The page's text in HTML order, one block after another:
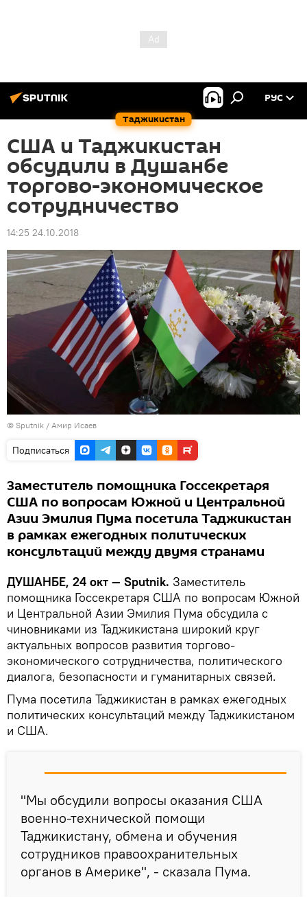
Таджикистан
РУС
США и Таджикистан
обсудили в Душанбе
торгово-экономическое
сотрудничество
14:25 24.10.2018
© Sputnik / Амир Исаев
Подписаться
Заместитель помощника Госсекретаря
США по вопросам Южной и Центральной
Азии Эмилия Пума посетила Таджикистан
в рамках ежегодных политических
консультаций между двумя странами
ДУШАНБЕ, 24 окт — Sputnik. Заместитель
помощника Госсекретаря США по вопросам Южной
и Центральной Азии Эмилия Пума обсудила с
чиновниками из Таджикистана широкий круг
актуальных вопросов развития торгово-
экономического сотрудничества, политического
диалога, безопасности и гуманитарных связей.
Пума посетила Таджикистан в рамках ежегодных
политических консультаций между Таджикистаном
и США.
"Мы обсудили вопросы оказания США
военно-технической помощи
Таджикистану, обмена и обучения
сотрудников правоохранительных
органов в Америке", - сказала Пума.